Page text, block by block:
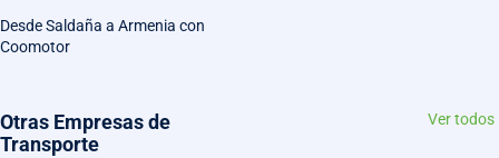
Desde Saldaña a Armenia con
Coomotor
Otras Empresas de
Transporte
Ver todos